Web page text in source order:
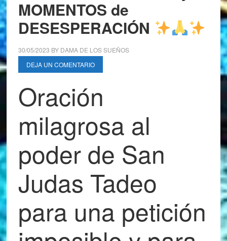
MOMENTOS de
DESESPERACIÓN
30/05/2023 BY DAMA DE LOS SUEÑOS
DEJA UN COMENTARIO
Oración
milagrosa al
poder de San
Judas Tadeo
para una petición